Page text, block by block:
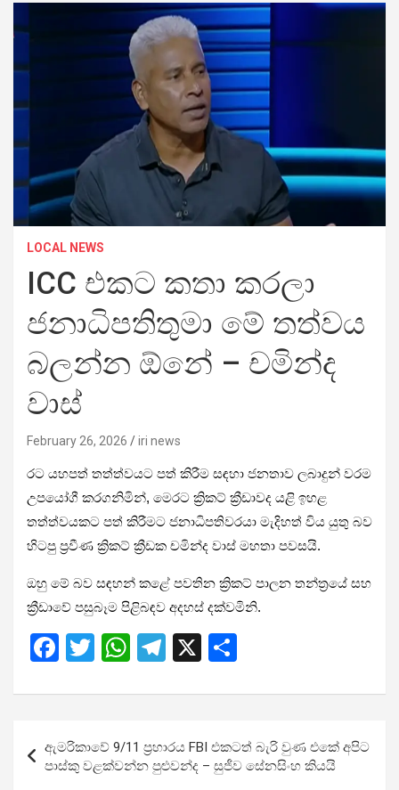
LOCAL NEWS
ICC එකට කතා කරලා
ජනාධිපතිතුමා මේ තත්වය
බලන්න ඕනේ – චමින්ද
වාස්
February 26, 2026 iri news
රට යහපත් තත්ත්වයට පත් කිරීම සඳහා ජනතාව ලබාදුන් වරම
උපයෝගී කරගනිමින්, මෙරට ක්‍රිකට් ක්‍රීඩාවද යළි ඉහළ
තත්ත්වයකට පත් කිරීමට ජනාධිපතිවරයා මැදිහත් විය යුතු බව
හිටපු ප්‍රවීණ ක්‍රිකට් ක්‍රීඩක චමින්ද වාස් මහතා පවසයි.
ඔහු මේ බව සඳහන් කළේ පවතින ක්‍රිකට් පාලන තන්ත්‍රයේ සහ
ක්‍රීඩාවේ පසුබෑම පිළිබඳව අදහස් දක්වමිනි.
F
ce
b
o
T
tt
er
W
at
s
A
T
e
gr
a
X
ar
e
navigation
ඇමරිකාවේ 9/11 ප්‍රහාරය FBI එකටත් බැරි වුණ එකේ අපිට
පාස්කු වළක්වන්න පුළුවන්ද – සුජීව සේනසිංහ කියයි